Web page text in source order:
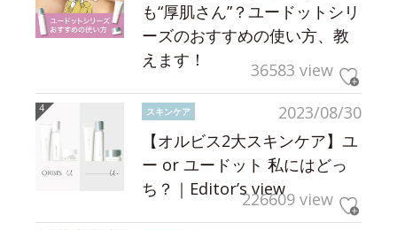
も“厚肌さん”？ユードットシリ
ーズのおすすめの使い方、教
えます！
36583 view
2023/08/30
スキンケア
【オルビス2大スキンケア】ユ
ー or ユードット 私にはどっ
ち？｜Editor’s view226609 view